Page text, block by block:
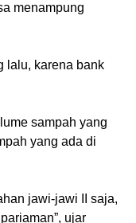
menampung
lalu, karena bank
sampah yang
yang ada di
jawi-jawi II saja,
ujar